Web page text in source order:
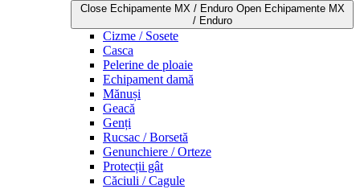
Close Echipamente MX / Enduro Open Echipamente MX
/ Enduro
Cizme / Sosete
Casca
Pelerine de ploaie
Echipament damă
Mănuși
Geacă
Genți
Rucsac / Borsetă
Genunchiere / Orteze
Protecții gât
Căciuli / Cagule